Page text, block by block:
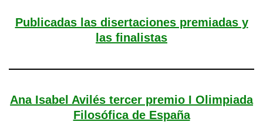
Publicadas las disertaciones premiadas y
las finalistas
Ana Isabel Avilés tercer premio I Olimpiada
Filosófica de España